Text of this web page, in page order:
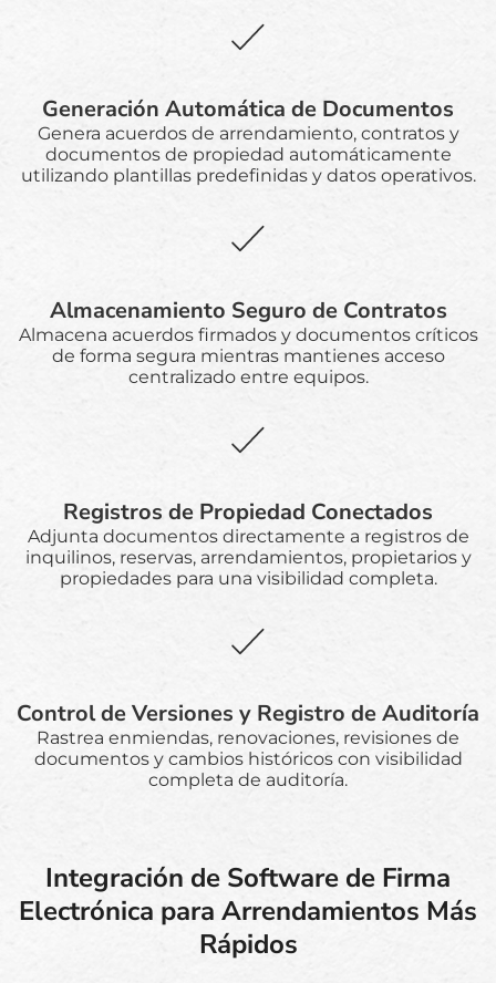
Generación Automática de Documentos
Genera acuerdos de arrendamiento, contratos y
documentos de propiedad automáticamente
utilizando plantillas predefinidas y datos operativos.
Almacenamiento Seguro de Contratos
Almacena acuerdos firmados y documentos críticos
de forma segura mientras mantienes acceso
centralizado entre equipos.
Registros de Propiedad Conectados
Adjunta documentos directamente a registros de
inquilinos, reservas, arrendamientos, propietarios y
propiedades para una visibilidad completa.
Control de Versiones y Registro de Auditoría
Rastrea enmiendas, renovaciones, revisiones de
documentos y cambios históricos con visibilidad
completa de auditoría.
Integración de Software de Firma
Electrónica para Arrendamientos Más
Rápidos